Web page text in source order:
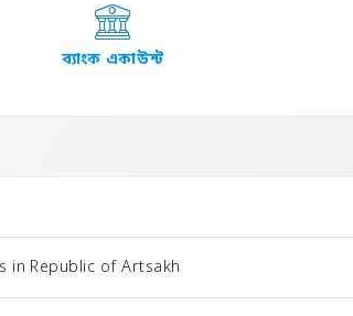
ব্যাংক একাউন্ট
in Republic of Artsakh